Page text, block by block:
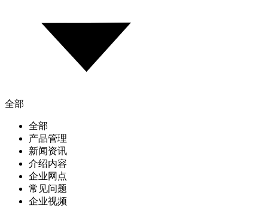
全部
全部
产品管理
新闻资讯
介绍内容
企业网点
常见问题
企业视频